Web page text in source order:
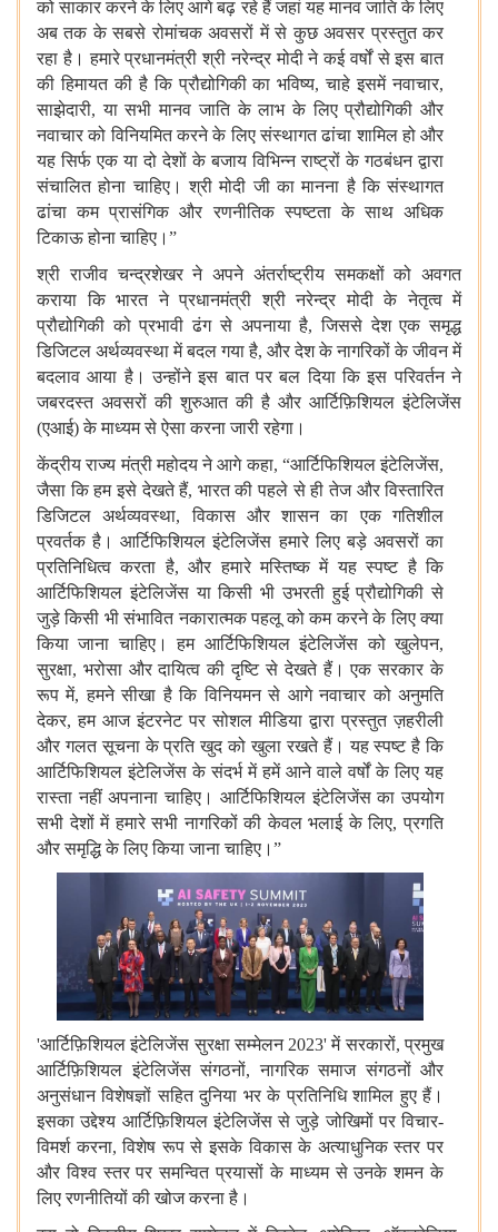
को साकार करने के लिए आगे बढ़ रहे हैं जहां यह मानव जाति के लिए
अब तक के सबसे रोमांचक अवसरों में से कुछ अवसर प्रस्तुत कर
रहा है। हमारे प्रधानमंत्री श्री नरेन्द्र मोदी ने कई वर्षों से इस बात
की हिमायत की है कि प्रौद्योगिकी का भविष्य,चाहे इसमें नवाचार,
साझेदारी,या सभी मानव जाति के लाभ के लिए प्रौद्योगिकी और
नवाचार को विनियमित करने के लिए संस्थागत ढांचा शामिल हो और
यह सिर्फ एक या दो देशों के बजाय विभिन्न राष्ट्रों के गठबंधन द्वारा
संचालित होना चाहिए। श्री मोदी जी का मानना है कि संस्थागत
ढांचा कम प्रासंगिक और रणनीतिक स्पष्टता के साथ अधिक
टिकाऊ होना चाहिए। ”
श्री राजीव चन्द्रशेखर ने अपने अंतर्राष्ट्रीय समकक्षों को अवगत
कराया कि भारत ने प्रधानमंत्री श्री नरेन्द्र मोदी के नेतृत्व में
प्रौद्योगिकी को प्रभावी ढंग से अपनाया है,जिससे देश एक समृद्ध
डिजिटल अर्थव्यवस्था में बदल गया है, और देश के नागरिकों के जीवन में
बदलाव आया है। उन्होंने इस बात पर बल दिया कि इस परिवर्तन ने
जबरदस्त अवसरों की शुरुआत की है और आर्टिफ़िशियल इंटेलिजेंस
(एआई)के माध्यम से ऐसा करना जारी रहेगा।
केंद्रीय राज्य मंत्री महोदय ने आगे कहा, “आर्टिफिशियल इंटेलिजेंस,
जैसा कि हम इसे देखते हैं, भारत की पहले से ही तेज और विस्तारित
डिजिटल
अर्थव्यवस्था,विकास और शासन का एक
गतिशील
प्रवर्तक है। आर्टिफिशियल इंटेलिजेंस हमारे लिए बड़े अवसरों का
प्रतिनिधित्व करता है,और हमारे मस्तिष्क में यह स्पष्ट है कि
आर्टिफिशियल इंटेलिजेंस या किसी भी उभरती हुई प्रौद्योगिकी से
जुड़े किसी भी संभावित नकारात्मक पहलू को कम करने के लिए क्या
किया जाना चाहिए। हम आर्टिफिशियल इंटेलिजेंस को खुलेपन,
सुरक्षा, भरोसा और दायित्व की दृष्टि से देखते हैं। एक सरकार के
रूप में,हमने सीखा है कि विनियमन से आगे नवाचार को अनुमति
देकर,हम आज इंटरनेट पर सोशल मीडिया द्वारा प्रस्तुत ज़हरीली
और गलत सूचना के प्रति खुद को खुला रखते हैं। यह स्पष्ट है कि
आर्टिफिशियल इंटेलिजेंस के संदर्भ में हमें आने वाले वर्षों के लिए यह
रास्ता नहीं अपनाना चाहिए। आर्टिफिशियल इंटेलिजेंस का उपयोग
सभी देशों में हमारे सभी नागरिकों की केवल भलाई के लिए,प्रगति
और समृद्धि के लिए किया जाना चाहिए। ”
'आर्टिफ़िशियल इंटेलिजेंस सुरक्षा सम्मेलन2023'में सरकारों,प्रमुख
आर्टिफ़िशियल इंटेलिजेंस संगठनों,नागरिक समाज संगठनों और
अनुसंधान विशेषज्ञों सहित दुनिया भर के प्रतिनिधि शामिल हुए हैं।
इसका उद्देश्य आर्टिफ़िशियल इंटेलिजेंस से जुड़े जोखिमों पर विचार-
विमर्श करना,विशेष रूप से इसके विकास के अत्याधुनिक स्तर पर
और विश्व स्तर पर समन्वित प्रयासों के माध्यम से उनके शमन के
लिए रणनीतियों की खोज करना है।